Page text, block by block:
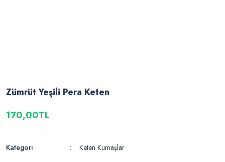
Zümrüt Yeşili Pera Keten
170,00TL
Kategori
Keten Kumaşlar